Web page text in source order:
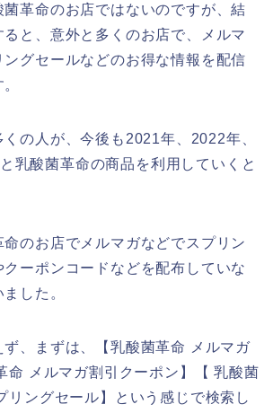
菌革命のお店ではないのですが、結
と、意外と多くのお店で、メルマ
ングセールなどのお得な情報を配信
の人が、今後も2021年、2022年、
乳酸菌革命の商品を利用していくと
のお店でメルマガなどでスプリン
ーポンコードなどを配布していな
した。
ず、まずは、【乳酸菌革命 メルマガ
命 メルマガ割引クーポン】【 乳酸菌
リングセール】という感じで検索し